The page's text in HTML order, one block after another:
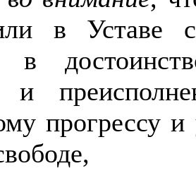
в Уставе
в
и
прогрессу